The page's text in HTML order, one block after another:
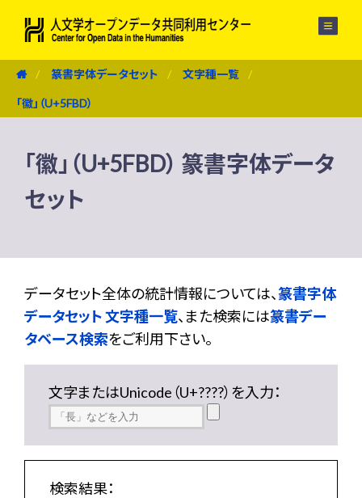
篆書字体データセット 文字種一覧
「徽」（U+5FBD）
「徽」（U+5FBD） 篆書字体データ
セット
データセット全体の統計情報については、篆書字体
データセット 文字種一覧、また検索には篆書デー
タベース検索をご利用下さい。
文字またはUnicode（U+????）を入力：
検索結果：